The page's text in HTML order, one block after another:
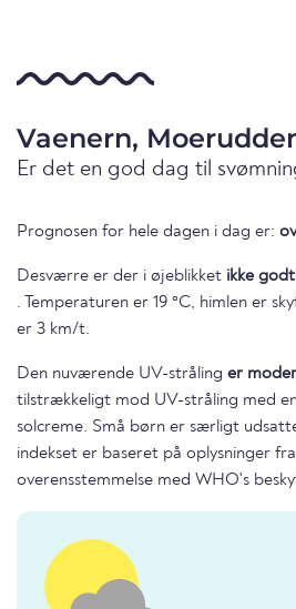
Vaenern,
Er det en god dag til
Prognosen for hele dagen i dag er:
Desværre er der i øjeblikket ikke
. Temperaturen er 19 °C, himlen er
er 3 km/t.
Den nuværende UV-stråling er
tilstrækkeligt mod UV-stråling med
solcreme. Små børn er særligt
indekset er baseret på oplysninger
overensstemmelse med WHO's